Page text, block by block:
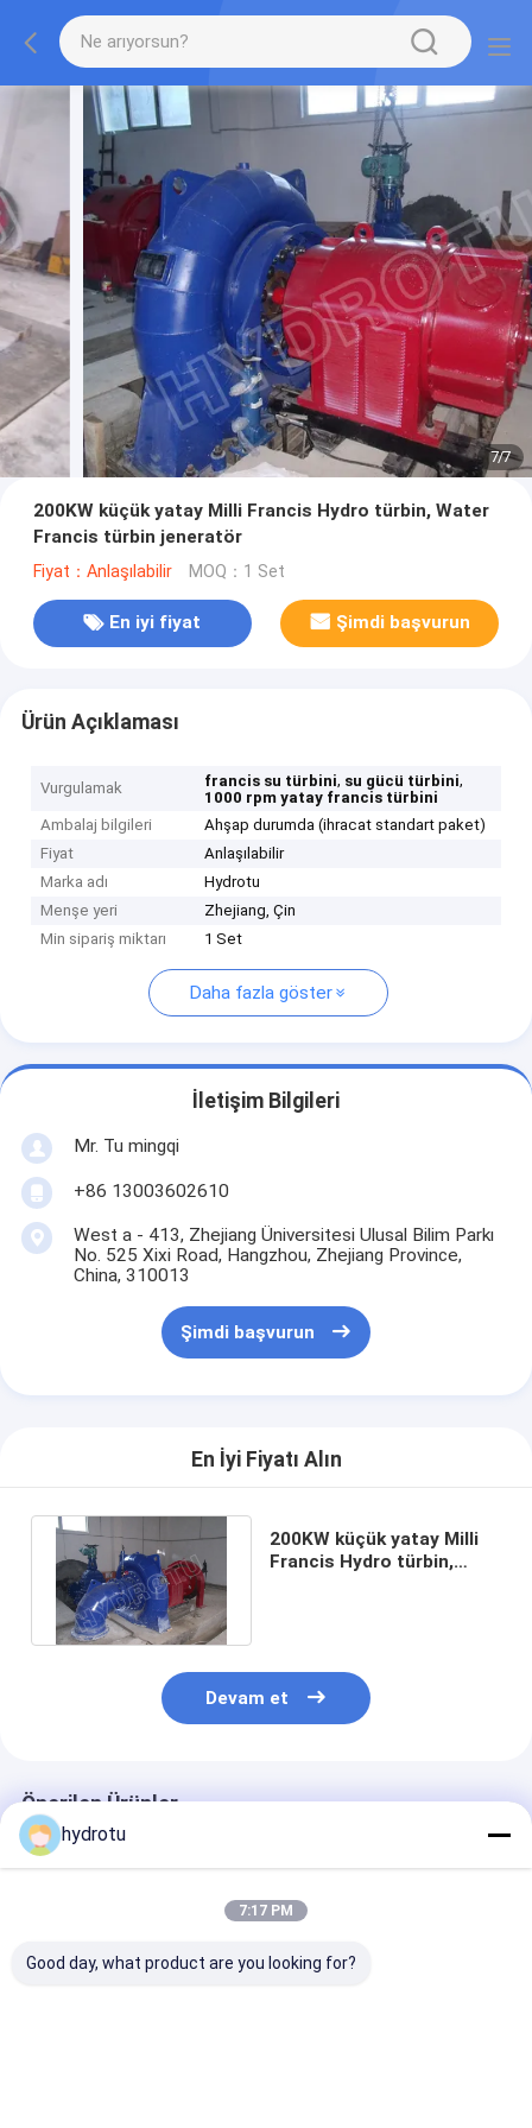
7/7
200KW küçük yatay Milli Francis Hydro türbin, Water
Francis türbin jeneratör
Fiyat：Anlaşılabilir MOQ：1 Set
En iyi fiyat Şimdi başvurun
Ürün Açıklaması
Vurgulamak francis su türbini, su gücü türbini,
1000 rpm yatay francis türbini
Ambalaj bilgileri
Ahşap durumda (ihracat standart paket)
Fiyat
Anlaşılabilir
Marka adı
Hydrotu
Menşe yeri
Zhejiang, Çin
Min sipariş miktarı
1 Set
Daha fazla göster
İletişim Bilgileri
Mr. Tu mingqi
+86 13003602610
West a - 413, Zhejiang Üniversitesi Ulusal Bilim Parkı
No. 525 Xixi Road, Hangzhou, Zhejiang Province,
China, 310013
Şimdi başvurun
En İyi Fiyatı Alın
200KW küçük yatay Milli
Francis Hydro türbin,
Devam et
Önerilen Ürünler
hydrotu
7:17 PM
Good day, what product are you looking for?